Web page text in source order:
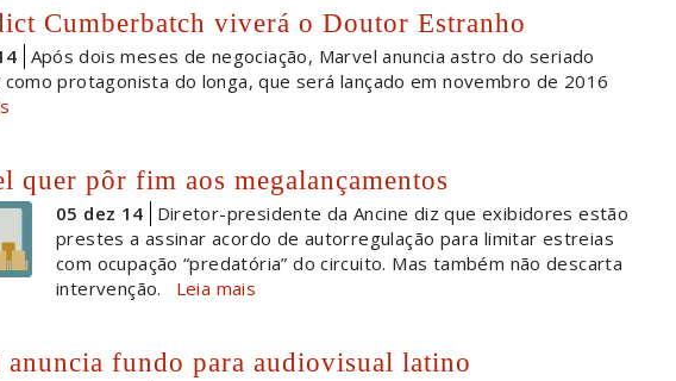
Cumberbatch viverá o Doutor Estranho
Após dois meses de negociação, Marvel anuncia astro do seriado
como protagonista do longa, que será lançado em novembro de 2016
quer pôr fim aos megalançamentos
05 dez 14
Diretor-presidente da Ancine diz que exibidores estão
prestes a assinar acordo de autorregulação para limitar estreias
com ocupação “predatória” do circuito. Mas também não descarta
intervenção.
Leia mais
anuncia fundo para audiovisual latino